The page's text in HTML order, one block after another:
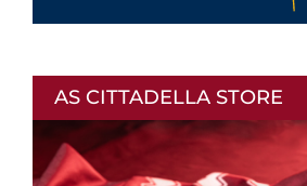
AS CITTADELLA STORE